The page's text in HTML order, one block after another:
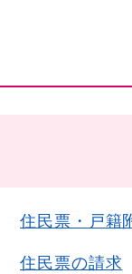
住民票・戸籍
住民票の請求